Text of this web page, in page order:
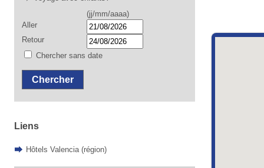
(jj/mm/aaaa)
Aller
Retour
Chercher sans date
Chercher
Liens
Hôtels Valencia (région)